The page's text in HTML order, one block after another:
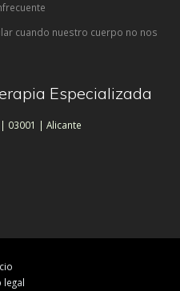
cuando nuestro cuerpo no nos
Especializada
03001 | Alicante
legal